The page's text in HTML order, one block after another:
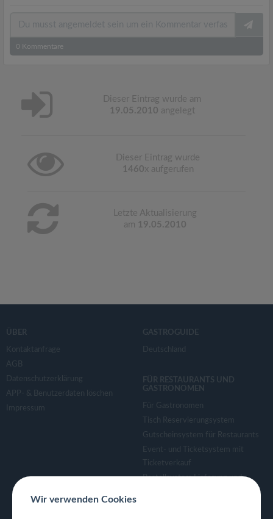
0 Kommentare
Dieser Eintrag wurde am
19.05.2010 angelegt
Dieser Eintrag wurde
1460x aufgerufen
Letzte Aktualisierung
am 19.05.2010
ÜBER
Kontaktanfrage
AGB
Datenschutzerklärung
APP- & Benutzerdaten löschen
Impressum
GASTROGUIDE
Deutschland
FÜR RESTAURANTS UND
GASTRONOMEN
Für Gastronomen
Tisch Reservierungsystem
Gutscheinsystem für Restaurants
Event- und Ticketsystem mit
Ticketverkauf
Bestellsystem Lieferung und
Wir verwenden Cookies